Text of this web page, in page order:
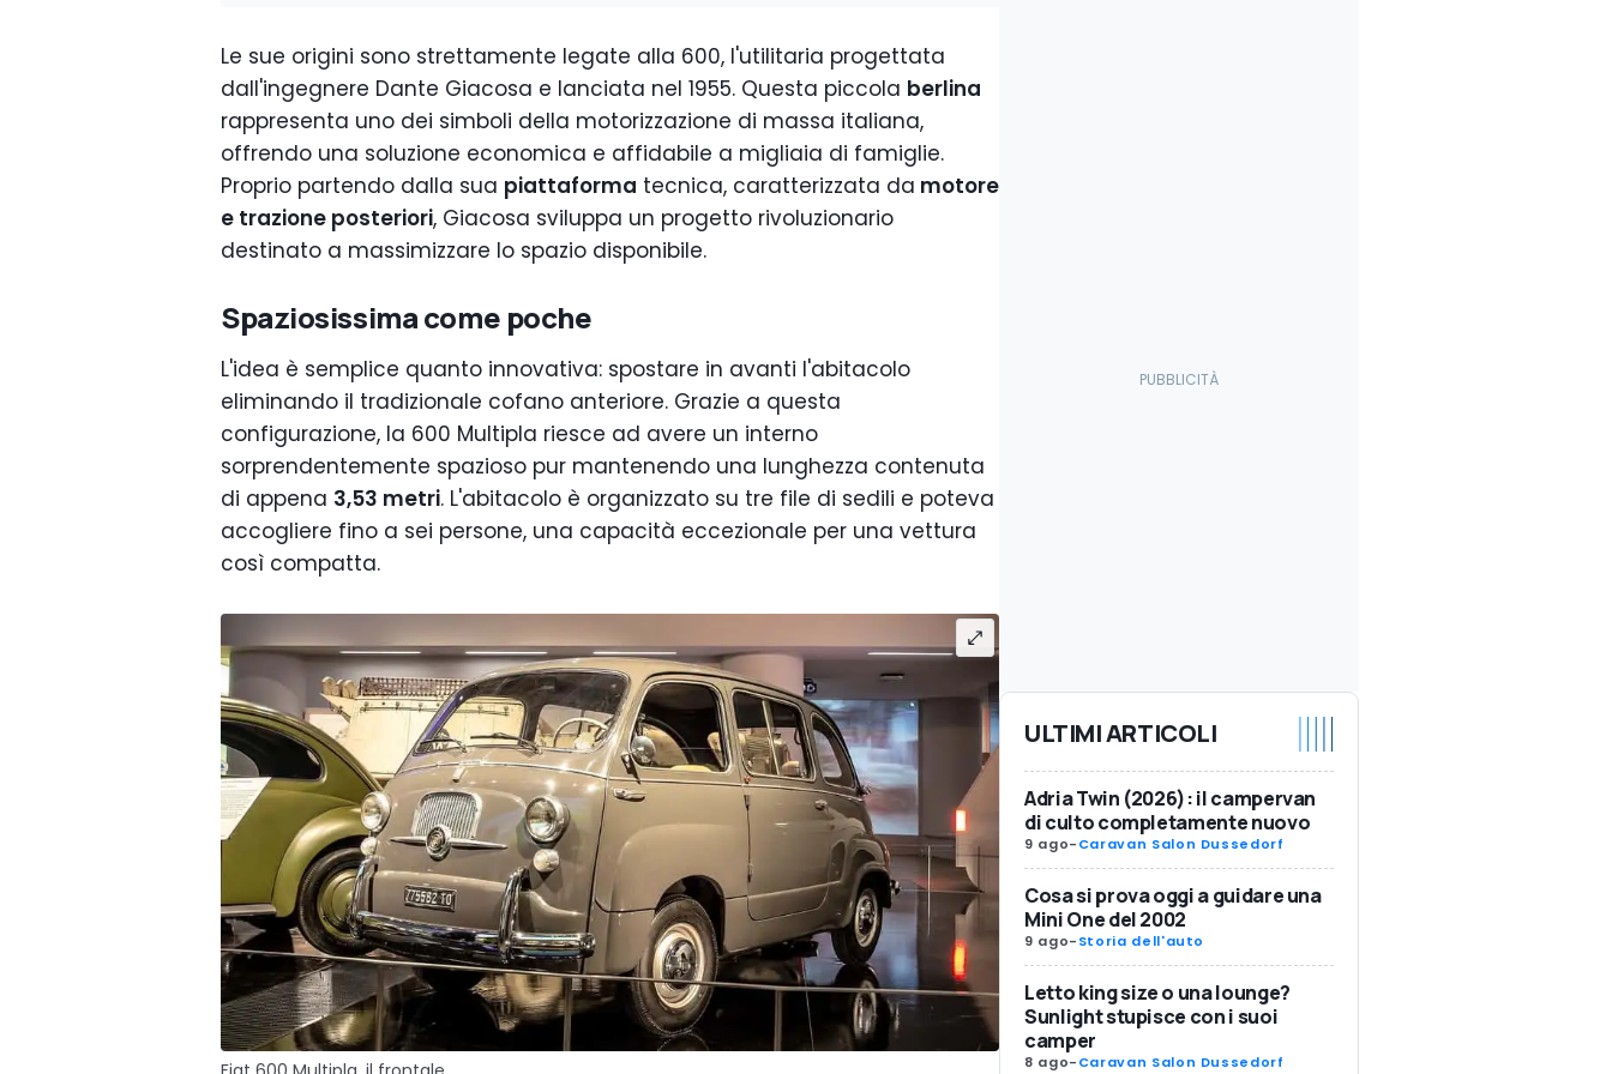
Le sue origini sono strettamente legate alla 600, l'utilitaria progettata
dall'ingegnere Dante Giacosa e lanciata nel 1955. Questa piccola berlina
rappresenta uno dei simboli della motorizzazione di massa italiana,
offrendo una soluzione economica e affidabile a migliaia di famiglie.
Proprio partendo dalla sua piattaforma tecnica, caratterizzata da motore
e trazione posteriori, Giacosa sviluppa un progetto rivoluzionario
destinato a massimizzare lo spazio disponibile.
Spaziosissima come poche
L'idea è semplice quanto innovativa: spostare in avanti l'abitacolo
eliminando il tradizionale cofano anteriore. Grazie a questa
configurazione, la 600 Multipla riesce ad avere un interno
sorprendentemente spazioso pur mantenendo una lunghezza contenuta
di appena 3,53 metri. L'abitacolo è organizzato su tre file di sedili e poteva
accogliere fino a sei persone, una capacità eccezionale per una vettura
così compatta.
ULTIMI ARTICOLI
Adria Twin (2026): il campervan
di culto completamente nuovo
9 ago-Caravan Salon Dussedorf
Cosa si prova oggi a guidare una
Mini One del 2002
9 ago-Storia dell'auto
Letto king size o una lounge?
Sunlight stupisce con i suoi
camper
8 ago-Caravan Salon Dussedorf